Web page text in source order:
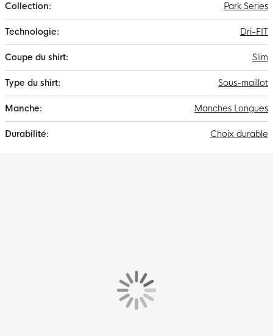
Park Series
Dri-FIT
Slim
Sous-maillot
Manches Longues
Choix durable